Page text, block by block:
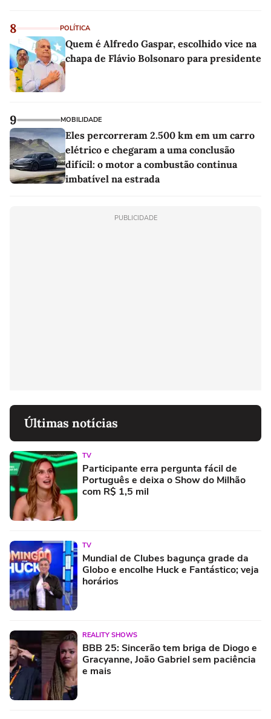
8 POLÍTICA
Quem é Alfredo Gaspar, escolhido vice na
chapa de Flávio Bolsonaro para presidente
9 MOBILIDADE
Eles percorreram 2.500 km em um carro
elétrico e chegaram a uma conclusão
difícil: o motor a combustão continua
imbatível na estrada
PUBLICIDADE
Últimas notícias
TV
Participante erra pergunta fácil de
Português e deixa o Show do Milhão
com R$ 1,5 mil
TV
Mundial de Clubes bagunça grade da
Globo e encolhe Huck e Fantástico; veja
horários
REALITY SHOWS
BBB 25: Sincerão tem briga de Diogo e
Gracyanne, João Gabriel sem paciência
e mais